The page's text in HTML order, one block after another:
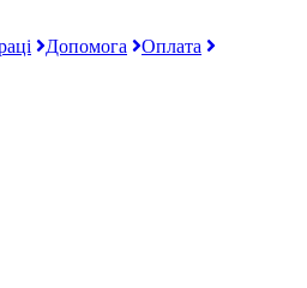
Допомога
Оплата